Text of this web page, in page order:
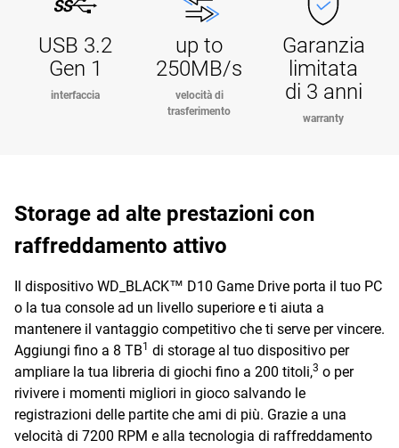
USB 3.2
Gen 1
interfaccia
up to
250MB/s
velocità di
trasferimento
Garanzia
limitata
di 3 anni
warranty
Storage ad alte prestazioni con
raffreddamento attivo
Il dispositivo WD_BLACK™ D10 Game Drive porta il tuo PC
o la tua console ad un livello superiore e ti aiuta a
mantenere il vantaggio competitivo che ti serve per vincere.
Aggiungi fino a 8 TB1 di storage al tuo dispositivo per
ampliare la tua libreria di giochi fino a 200 titoli,3 o per
rivivere i momenti migliori in gioco salvando le
registrazioni delle partite che ami di più. Grazie a una
velocità di 7200 RPM e alla tecnologia di raffreddamento